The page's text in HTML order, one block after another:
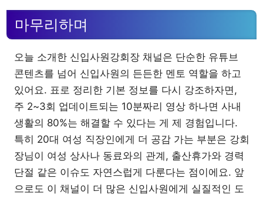
마무리하며
오늘 소개한 신입사원강회장 채널은 단순한 유튜브
콘텐츠를 넘어 신입사원의 든든한 멘토 역할을 하고
있어요. 표로 정리한 기본 정보를 다시 강조하자면,
주 2~3회 업데이트되는 10분짜리 영상 하나면 사내
생활의 80%는 해결할 수 있다는 게 제 경험입니다.
특히 20대 여성 직장인에게 더 공감 가는 부분은 강회
장님이 여성 상사나 동료와의 관계, 출산휴가와 경력
단절 같은 이슈도 자연스럽게 다룬다는 점이에요. 앞
으로도 이 채널이 더 많은 신입사원에게 실질적인 도